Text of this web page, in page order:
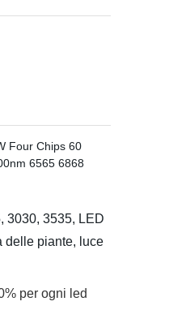
3030, 3535, LED
delle piante, luce
per ogni led